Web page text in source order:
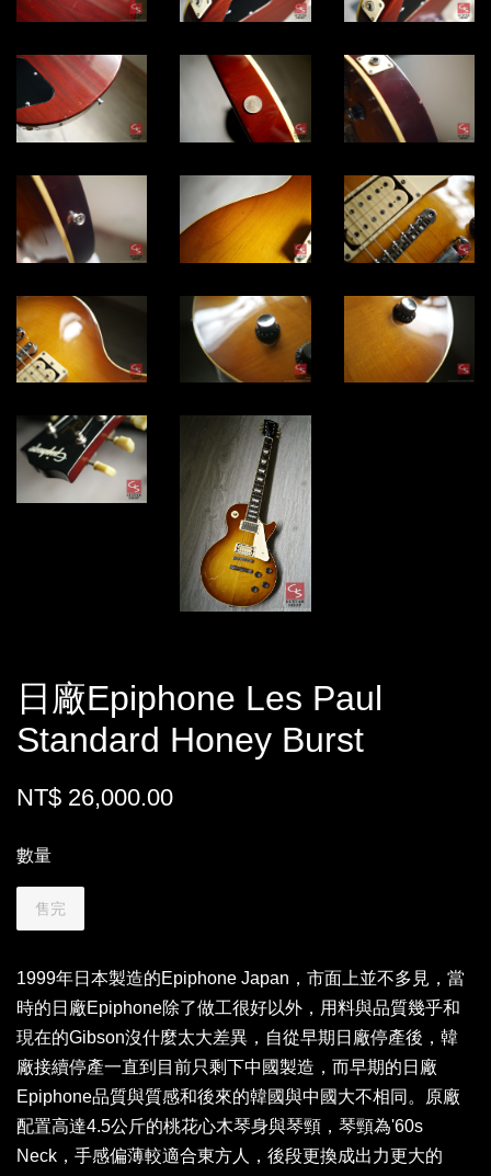
日廠Epiphone Les Paul
Standard Honey Burst
NT$ 26,000.00
數量
售完
1999年日本製造的Epiphone Japan，市面上並不多見，當
時的日廠Epiphone除了做工很好以外，用料與品質幾乎和
現在的Gibson沒什麼太大差異，自從早期日廠停產後，韓
廠接續停產一直到目前只剩下中國製造，而早期的日廠
Epiphone品質與質感和後來的韓國與中國大不相同。原廠
配置高達4.5公斤的桃花心木琴身與琴頸，琴頸為'60s
Neck，手感偏薄較適合東方人，後段更換成出力更大的